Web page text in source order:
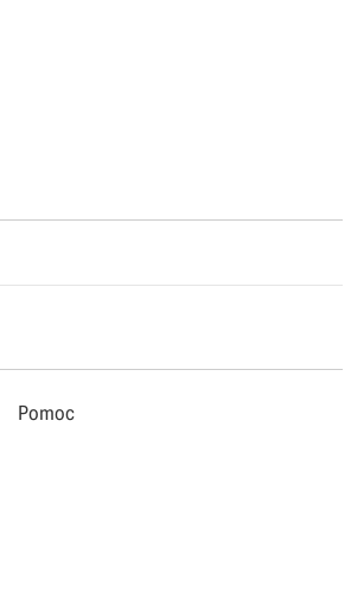
Pomoc